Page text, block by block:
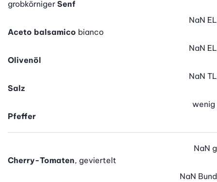
grobkörniger Senf
Aceto balsamico bianco
NaN EL
Olivenöl
NaN EL
Salz
NaN TL
Pfeffer
wenig
Cherry-Tomaten, geviertelt
NaN g
NaN Bund